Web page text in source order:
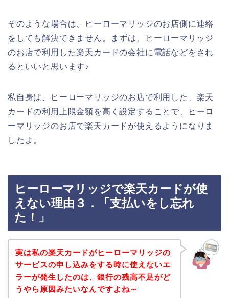
そのような場合は、ヒーローマリッジのお店側に連絡
をしても解決できません。まずは、ヒーローマリッジ
のお店で利用した楽天カードの会社に電話などをされ
るといいと思います♪
私自身は、ヒーローマリッジのお店で利用した、楽天
カードの利用上限金額を高く設定することで、ヒーロ
ーマリッジのお店で楽天カードが使えるようになりま
したよ。
ヒーローマリッジで楽天カードが使
えない理由３．「支払いをし忘れ
た！」
実は私の楽天カードがヒーローマリッジの
サービスの申し込みをする時に使えないエ
ラーが発生したのは、銀行の残高不足がど
うやら原因みたいなんですよね～